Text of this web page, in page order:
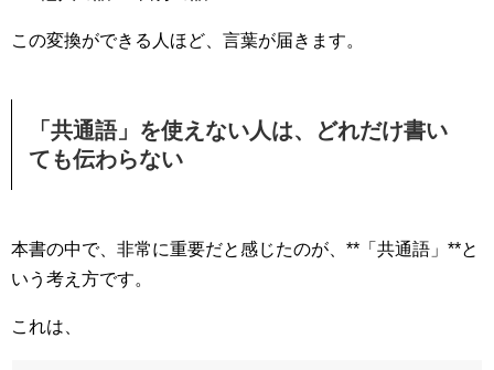
この変換ができる人ほど、言葉が届きます。
「共通語」を使えない人は、どれだけ書い
ても伝わらない
本書の中で、非常に重要だと感じたのが、**「共通語」**と
いう考え方です。
これは、